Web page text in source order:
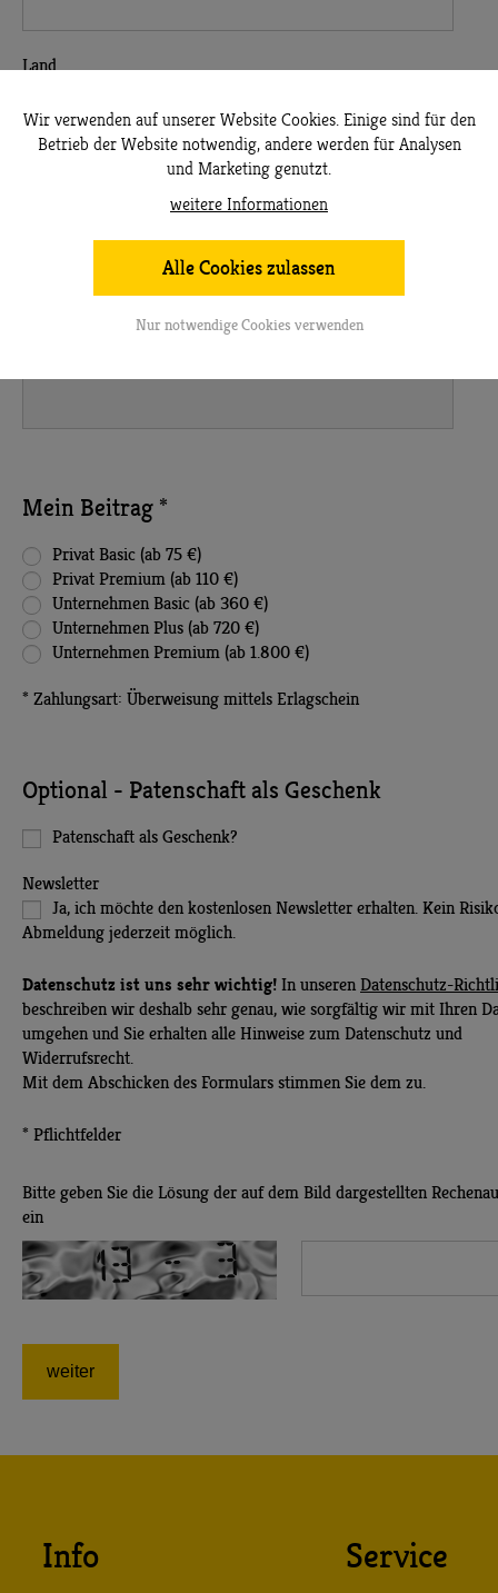
Land
Mein Patentier
Mein Beitrag *
Privat Basic (ab 75 €)
Privat Premium (ab 110 €)
Unternehmen Basic (ab 360 €)
Unternehmen Plus (ab 720 €)
Unternehmen Premium (ab 1.800 €)
* Zahlungsart: Überweisung mittels Erlagschein
Optional - Patenschaft als Geschenk
Patenschaft als Geschenk?
Newsletter
Ja, ich möchte den kostenlosen Newsletter erhalten. Kein
Abmeldung jederzeit möglich.
Datenschutz ist uns sehr wichtig! In unseren Datenschutz-
beschreiben wir deshalb sehr genau, wie sorgfältig wir mit Ihren
umgehen und Sie erhalten alle Hinweise zum Datenschutz und
Widerrufsrecht.
Mit dem Abschicken des Formulars stimmen Sie dem zu.
* Pflichtfelder
Bitte geben Sie die Lösung der auf dem Bild dargestellten
ein
Info Service
Wir verwenden auf unserer Website Cookies. Einige sind für den
Betrieb der Website notwendig, andere werden für Analysen
und Marketing genutzt.
weitere Informationen
Alle Cookies zulassen
Nur notwendige Cookies verwenden